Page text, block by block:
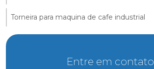
Torneira para maquina de cafe industrial
Entre em contato